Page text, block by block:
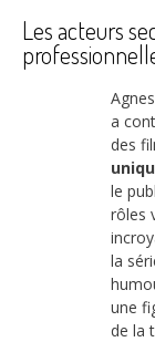
Les acteurs
a
des
le
rôles
la
une
de la